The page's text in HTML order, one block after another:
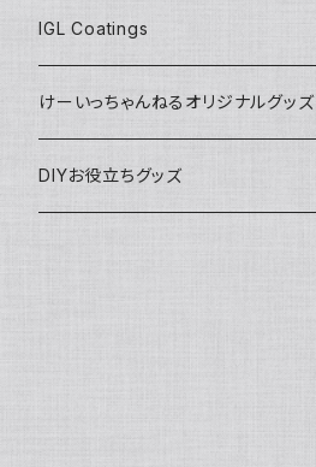
IGL Coatings
けーいっちゃんねるオリジナルグッズ
DIYお役立ちグッズ